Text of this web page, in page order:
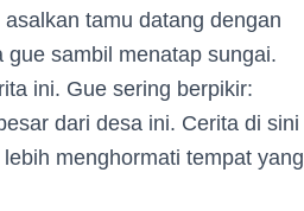
tamu datang dengan
gue sambil menatap sungai.
ini. Gue sering berpikir:
dari desa ini. Cerita di sini
menghormati tempat yang